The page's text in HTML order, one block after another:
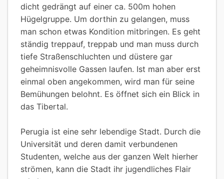
dicht gedrängt auf einer ca. 500m hohen
Hügelgruppe. Um dorthin zu gelangen, muss
man schon etwas Kondition mitbringen. Es geht
ständig treppauf, treppab und man muss durch
tiefe Straßenschluchten und düstere gar
geheimnisvolle Gassen laufen. Ist man aber erst
einmal oben angekommen, wird man für seine
Bemühungen belohnt. Es öffnet sich ein Blick in
das Tibertal.
Perugia ist eine sehr lebendige Stadt. Durch die
Universität und deren damit verbundenen
Studenten, welche aus der ganzen Welt hierher
strömen, kann die Stadt ihr jugendliches Flair